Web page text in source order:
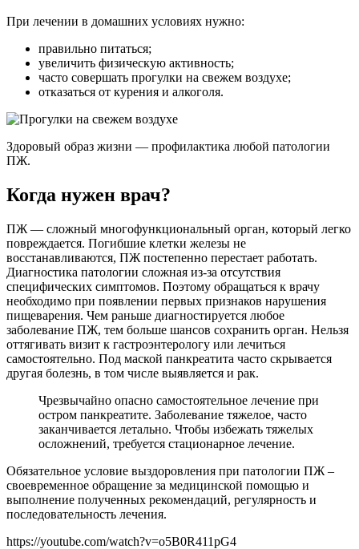
При лечении в домашних условиях нужно:
правильно питаться;
увеличить физическую активность;
часто совершать прогулки на свежем воздухе;
отказаться от курения и алкоголя.
Здоровый образ жизни — профилактика любой патологии
ПЖ.
Когда нужен врач?
ПЖ — сложный многофункциональный орган, который легко
повреждается. Погибшие клетки железы не
восстанавливаются, ПЖ постепенно перестает работать.
Диагностика патологии сложная из-за отсутствия
специфических симптомов. Поэтому обращаться к врачу
необходимо при появлении первых признаков нарушения
пищеварения. Чем раньше диагностируется любое
заболевание ПЖ, тем больше шансов сохранить орган. Нельзя
оттягивать визит к гастроэнтерологу или лечиться
самостоятельно. Под маской панкреатита часто скрывается
другая болезнь, в том числе выявляется и рак.
Чрезвычайно опасно самостоятельное лечение при
остром панкреатите. Заболевание тяжелое, часто
заканчивается летально. Чтобы избежать тяжелых
осложнений, требуется стационарное лечение.
Обязательное условие выздоровления при патологии ПЖ –
своевременное обращение за медицинской помощью и
выполнение полученных рекомендаций, регулярность и
последовательность лечения.
https://youtube.com/watch?v=o5B0R411pG4